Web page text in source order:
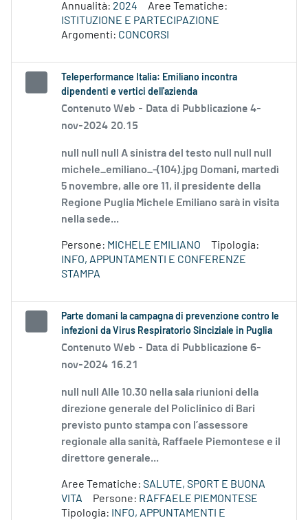
Annualità: 2024
Aree Tematiche:
ISTITUZIONE E PARTECIPAZIONE
Argomenti: CONCORSI
Teleperformance Italia: Emiliano incontra
dipendenti e vertici dell'azienda
Contenuto Web - Data di Pubblicazione 4-
nov-2024 20.15
null null null A sinistra del testo null null null
michele_emiliano_-(104).jpg Domani, martedì
5 novembre, alle ore 11, il presidente della
Regione Puglia Michele Emiliano sarà in visita
nella sede...
Persone: MICHELE EMILIANO
Tipologia:
INFO, APPUNTAMENTI E CONFERENZE
STAMPA
Parte domani la campagna di prevenzione contro le
infezioni da Virus Respiratorio Sinciziale in Puglia
Contenuto Web - Data di Pubblicazione 6-
nov-2024 16.21
null null Alle 10.30 nella sala riunioni della
direzione generale del Policlinico di Bari
previsto punto stampa con l’assessore
regionale alla sanità, Raffaele Piemontese e il
direttore generale...
Aree Tematiche: SALUTE, SPORT E BUONA
VITA
Persone: RAFFAELE PIEMONTESE
Tipologia:
INFO, APPUNTAMENTI E